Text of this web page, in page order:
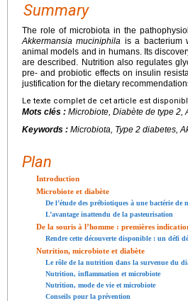
Summary
The role of microbiota in the
Akkermansia muciniphila is a bacterium
animal models and in humans. Its
are described. Nutrition also regulates
pre- and probiotic effects on insulin
justification for the dietary
Le texte complet de cet article est
Mots clés : Microbiote, Diabète de type 2,
Keywords : Microbiota, Type 2 diabetes,
Plan
Introduction
Microbiote et diabète
De l’étude des prébiotiques à une bactérie de
L’avantage inattendu de la pasteurisation
De la souris à l’homme : premières
Rendre cette découverte disponible : un défi
Nutrition, microbiote et diabète
Le rôle de la nutrition dans la survenue du
Nutrition, inflammation et microbiote
Nutrition, mode de vie et microbiote
Conseils pour la prévention